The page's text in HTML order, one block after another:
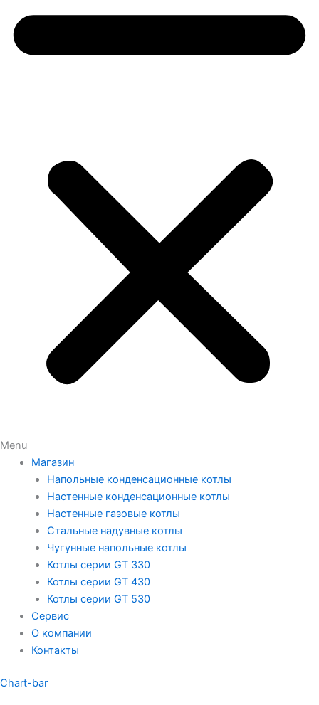
Menu
Магазин
Напольные конденсационные котлы
Настенные конденсационные котлы
Настенные газовые котлы
Стальные надувные котлы
Чугунные напольные котлы
Котлы серии GT 330
Котлы серии GT 430
Котлы серии GT 530
Сервис
О компании
Контакты
Chart-bar